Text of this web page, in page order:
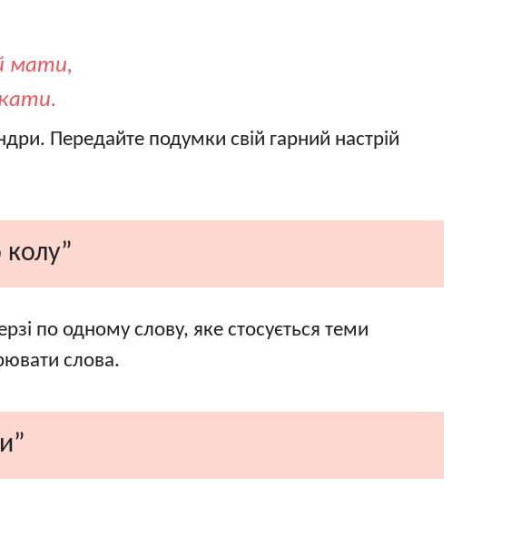
мати,
Передайте подумки свій гарний настрій
по одному слову, яке стосується теми
слова.